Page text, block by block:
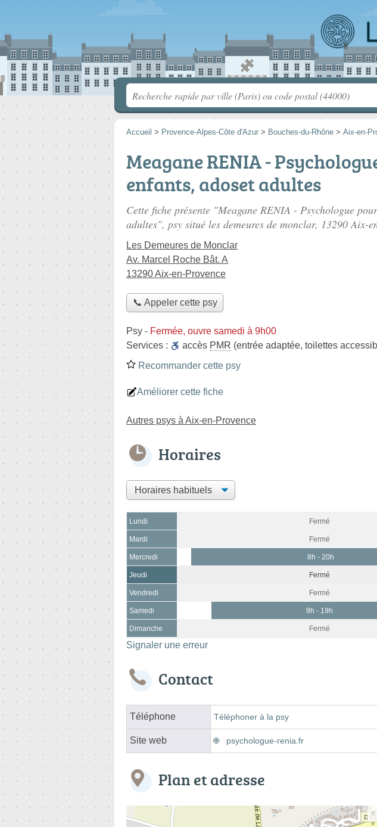
Accueil > Provence-Alpes-Côte d'Azur > Bouches-du-Rhône > Aix-en-
Meagane RENIA -
enfants, adoset adultes
Cette fiche présente "Meagane RENIA - Psychologue
adultes", psy situé les demeures de monclar, 13290 Aix-
Les Demeures de Monclar
Av. Marcel Roche Bât. A
13290 Aix-en-Provence
📞 Appeler cette psy
Psy - Fermée, ouvre samedi à 9h00
Services :
accès PMR (entrée adaptée, toilettes
Recommander cette psy
Améliorer cette fiche
Autres psys à Aix-en-Provence
Horaires
Lundi Fermé
Mardi Fermé
Mercredi 8h - 20h
Jeudi Fermé
Vendredi Fermé
Samedi 9h - 19h
Dimanche Fermé
Signaler une erreur
Contact
Téléphone Téléphoner à la psy
Site web psychologue-renia.fr
Plan et adresse
©